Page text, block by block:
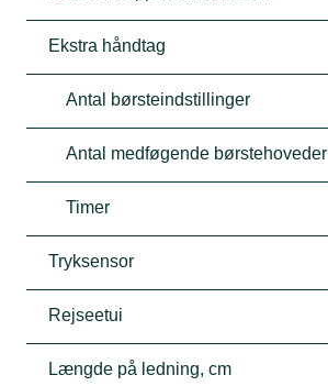
Ekstra håndtag
Antal børsteindstillinger
Antal medføgende børstehoveder
Timer
Tryksensor
Rejseetui
Længde på ledning, cm